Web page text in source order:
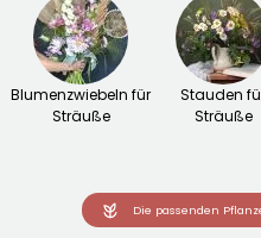
Blumenzwiebeln für
Sträuße
Stauden
Sträuße
Die passenden